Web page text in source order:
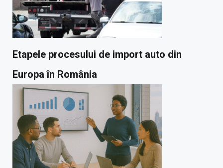
Etapele procesului de import auto din
Europa în România